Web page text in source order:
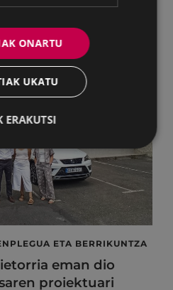
ETA BERRIKUNTZA
eman dio
proiektuari
ONARTU
UKATU
ERAKUTSI